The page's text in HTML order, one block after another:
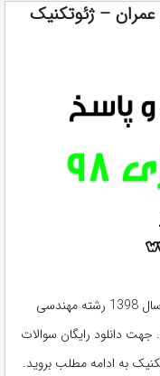
98 مهندسی عمران – ژئوتکنیک
دفترچه سوالات و پاسخ کلیدی آزمون دکتری سال 1398 رشته مهندسی
دانلود رایگان سوالات
– ژئوتکنیک به ادامه مطلب بروید.